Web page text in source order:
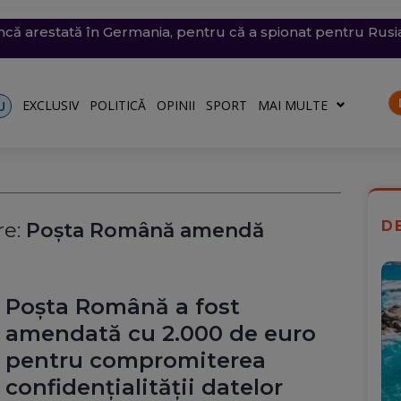
extreme: 39 de grade la umbră, vijelii de 90 km/h și
Thailanda: 8 persoane au fost ucise într-un atac
arestată în Germania, pentru că a spionat pentru
azi un nou record absolut de temperatură
nordul Angliei: O defecțiune electrică provoacă întârzieri
EXCLUSIV POLITICĂ OPINII SPORT MAI MULTE
Poșta Română amendă
Poșta Română a fost
amendată cu 2.000 de euro
pentru compromiterea
confidențialității datelor